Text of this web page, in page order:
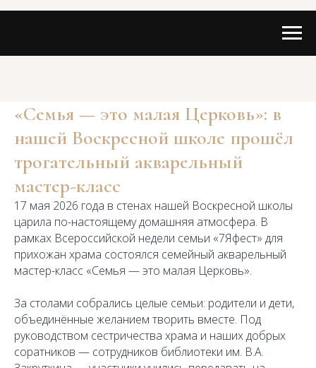
«Семья — это малая Церковь»: в
нашей Воскресной школе прошёл
трогательный акварельный
мастер-класс
17 мая 2026 года в стенах нашей Воскресной школы
царила по-настоящему домашняя атмосфера. В
рамках Всероссийской недели семьи «7Яфест» для
прихожан храма состоялся семейный акварельный
мастер-класс «Семья — это малая Церковь».
За столами собрались целые семьи: родители и дети,
объединённые желанием творить вместе. Под
руководством сестричества храма и наших добрых
соратников — сотрудников библиотеки им. В.А.